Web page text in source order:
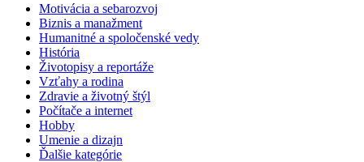
Motivácia a sebarozvoj
Biznis a manažment
Humanitné a spoločenské vedy
História
Životopisy a reportáže
Vzťahy a rodina
Zdravie a životný štýl
Počítače a internet
Hobby
Umenie a dizajn
Ďalšie kategórie